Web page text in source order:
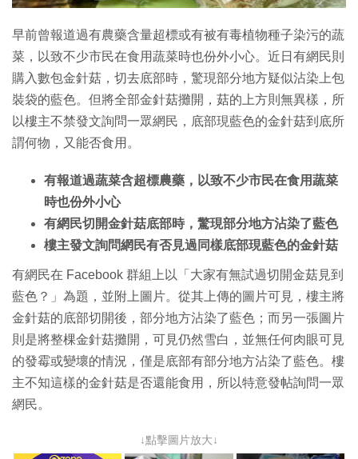
早前曾報道過有農藥含量超標或有被有毒植物種子染污的蔬
菜，以致不少市民在食用蔬菜時也份外小心。近日有網民則
購入數包金針菇，切去底部時，驚現部分地方疑似沾染上包
裝袋的藍色。但將全部金針菇攤開，菇的上方則無異樣，所
以樓主不禁發文詢問一眾網民，底部現藍色的金針菇到底所
謂何物，又能否食用。
有報道過蔬菜含超標農藥，以致不少市民在食用蔬菜
時也份外小心
有網民切開金針菇底部時，驚現部分地方沾染了藍色
樓主發文詢問網民有否見過同樣底部現藍色的金針菇
有網民在 Facebook 群組上以「大家有無試過切開金菇見到
藍色？」為題，並附上圖片。從其上傳的圖片可見，樓主將
金針菇的底部切開後，部分地方沾染了藍色；而另一張圖片
則是將整棵金針菇攤開，可見仍然雪白，並無任何肉眼可見
的發霉或變壞的情況，僅是底部有部分地方沾染了藍色。樓
主不知這樣的金針菇是否還能食用，所以特意發帖詢問一眾
網民。
↓點擊圖片放大↓